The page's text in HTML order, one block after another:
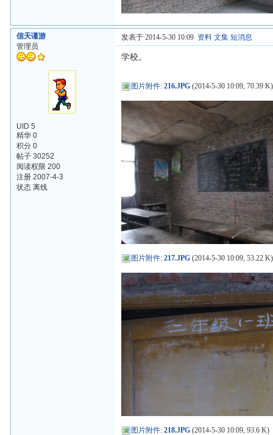
信天谨游
管理员
UID 5
精华 0
积分 0
帖子 30252
阅读权限 200
注册 2007-4-3
状态 离线
发表于 2014-5-30 10:09 资料 文集 短消息
学校。
图片附件:216.JPG (2014-5-30 10:09, 70.39 K)
图片附件:217.JPG (2014-5-30 10:09, 53.22 K)
图片附件:218.JPG (2014-5-30 10:09, 93.6 K)